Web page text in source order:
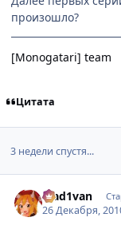
произошло?
[Monogatari] team
Цитата
3 недели спустя...
Mad1van
26 Декабря,